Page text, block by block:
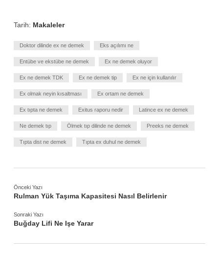
Tarih: Makaleler
Doktor dilinde ex ne demek Eks açılımı ne
Entübe ve ekstübe ne demek Ex ne demek oluyor
Ex ne demek TDK Ex ne demek tip Ex ne için kullanılır
Ex olmak neyin kısaltması Ex ortam ne demek
Ex tıpta ne demek Exitus raporu nedir Latince ex ne demek
Ne demek tıp Ölmek tıp dilinde ne demek Preeks ne demek
Tıpta dist ne demek Tıpta ex duhul ne demek
Önceki Yazı
Rulman Yük Taşıma Kapasitesi Nasıl Belirlenir
Sonraki Yazı
Buğday Lifi Ne Işe Yarar